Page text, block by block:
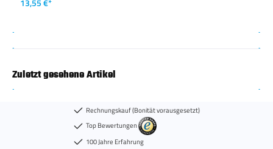
13,55 €*
Zuletzt gesehene Artikel
Rechnungskauf (Bonität vorausgesetzt)
Top Bewertungen
100 Jahre Erfahrung